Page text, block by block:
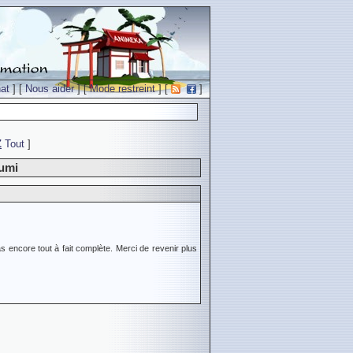
] [Nous aider] [Mode restreint] [ ]
Tout ]
encore tout à fait complète. Merci de revenir plus